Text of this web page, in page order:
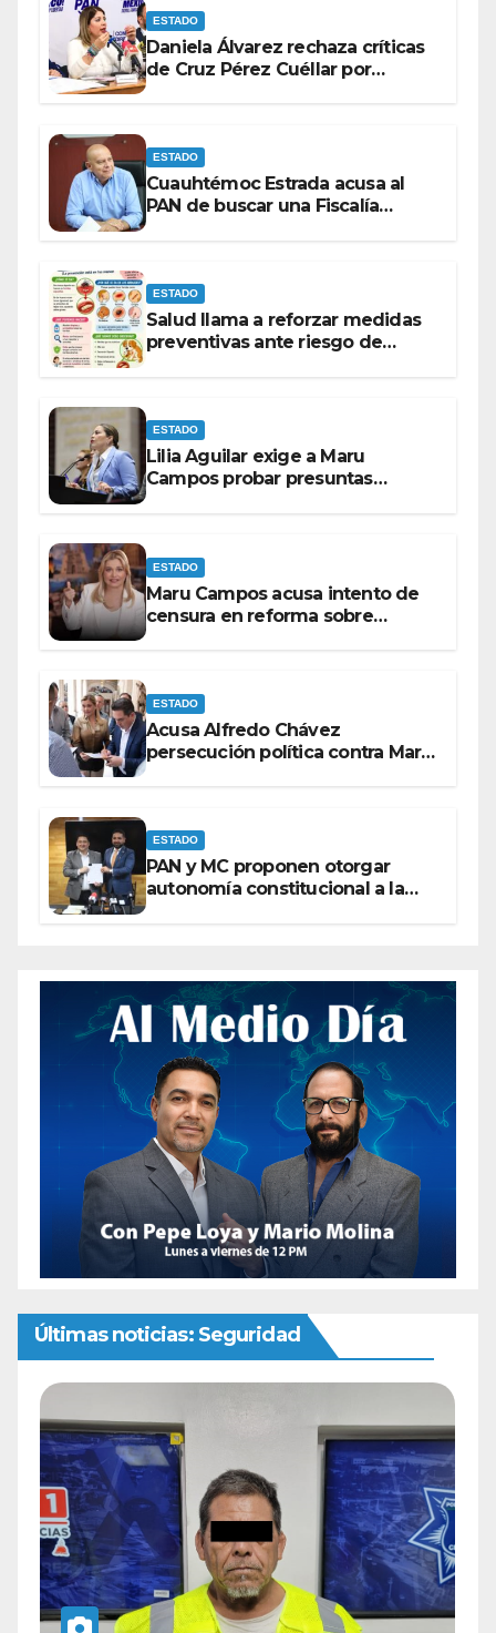
ESTADO
Daniela Álvarez rechaza críticas
de Cruz Pérez Cuéllar por
ESTADO
Cuauhtémoc Estrada acusa al
PAN de buscar una Fiscalía
ESTADO
Salud llama a reforzar medidas
preventivas ante riesgo de
ESTADO
Lilia Aguilar exige a Maru
Campos probar presuntas
ESTADO
Maru Campos acusa intento de
censura en reforma sobre
ESTADO
Acusa Alfredo Chávez
persecución política contra Maru
ESTADO
PAN y MC proponen otorgar
autonomía constitucional a la
Últimas noticias: Seguridad